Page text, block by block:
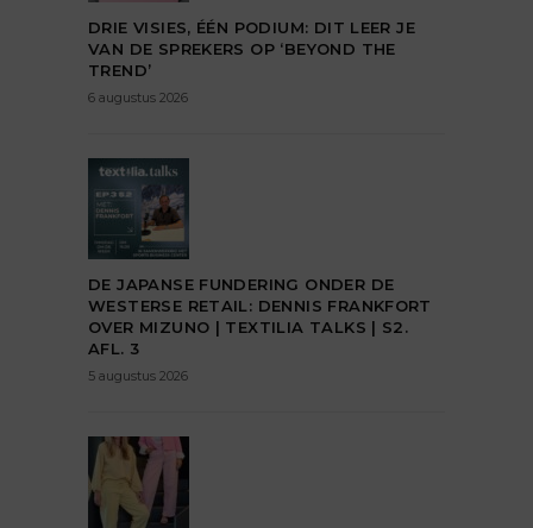
DRIE VISIES, ÉÉN PODIUM: DIT LEER JE
VAN DE SPREKERS OP ‘BEYOND THE
TREND’
6 augustus 2026
DE JAPANSE FUNDERING ONDER DE
WESTERSE RETAIL: DENNIS FRANKFORT
OVER MIZUNO | TEXTILIA TALKS | S2.
AFL. 3
5 augustus 2026